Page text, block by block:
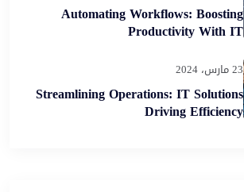
Automating Workflows: Boosting
Productivity With IT
23 مارس، 2024
Streamlining Operations: IT Solutions
Driving Efficiency